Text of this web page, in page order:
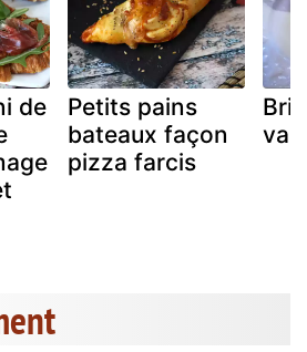
de
Petits pains
bateaux façon
pizza farcis